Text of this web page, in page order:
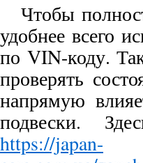
Чтобы
удобнее всего
по VIN-коду.
проверять
напрямую
подвески.
https://japan-